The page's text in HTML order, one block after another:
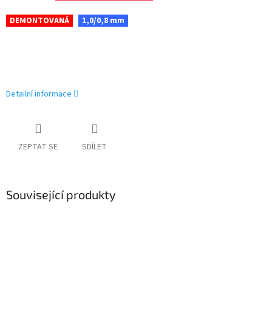
DEMONTOVANÁ 1,0/0,8 mm
Detailní informace
ZEPTAT SE SDÍLET
Související produkty